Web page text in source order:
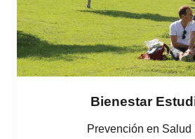
Bienestar
Prevención en Salud